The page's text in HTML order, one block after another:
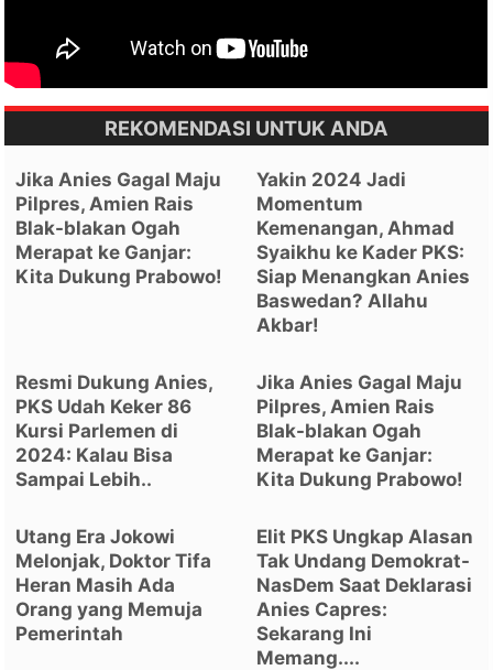
REKOMENDASI UNTUK ANDA
Jika Anies Gagal Maju
Pilpres, Amien Rais
Blak-blakan Ogah
Merapat ke Ganjar:
Kita Dukung Prabowo!
Yakin 2024 Jadi
Momentum
Kemenangan, Ahmad
Syaikhu ke Kader PKS:
Siap Menangkan Anies
Baswedan? Allahu
Akbar!
Resmi Dukung Anies,
PKS Udah Keker 86
Kursi Parlemen di
2024: Kalau Bisa
Sampai Lebih..
Jika Anies Gagal Maju
Pilpres, Amien Rais
Blak-blakan Ogah
Merapat ke Ganjar:
Kita Dukung Prabowo!
Utang Era Jokowi
Melonjak, Doktor Tifa
Heran Masih Ada
Orang yang Memuja
Pemerintah
Elit PKS Ungkap Alasan
Tak Undang Demokrat-
NasDem Saat Deklarasi
Anies Capres:
Sekarang Ini
Memang....